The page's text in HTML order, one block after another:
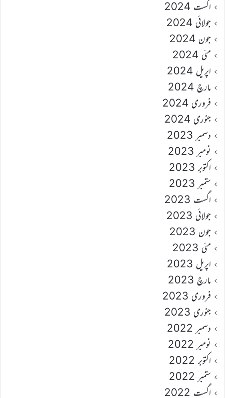
اگست 2024
جولائی 2024
جون 2024
مئی 2024
اپریل 2024
مارچ 2024
فروری 2024
جنوری 2024
دسمبر 2023
نومبر 2023
اکتوبر 2023
ستمبر 2023
اگست 2023
جولائی 2023
جون 2023
مئی 2023
اپریل 2023
مارچ 2023
فروری 2023
جنوری 2023
دسمبر 2022
نومبر 2022
اکتوبر 2022
ستمبر 2022
اگست 2022